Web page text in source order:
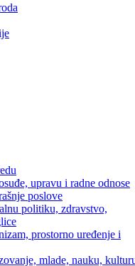
upravu i radne odnose
poslove
politiku, zdravstvo,